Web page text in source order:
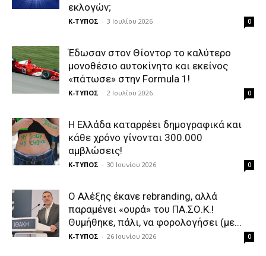
εκλογών;
Κ-ΤΥΠΟΣ - 3 Ιουλίου 2026 0
Έδωσαν στον Θίοντορ το καλύτερο
μονοθέσιο αυτοκίνητο και εκείνος
«πάτωσε» στην Formula 1!
Κ-ΤΥΠΟΣ - 2 Ιουλίου 2026 0
Η Ελλάδα καταρρέει δημογραφικά και
κάθε χρόνο γίνονται 300.000
αμβλώσεις!
Κ-ΤΥΠΟΣ - 30 Ιουνίου 2026 0
Ο Αλέξης έκανε rebranding, αλλά
παραμένει «ουρά» του ΠΑ.ΣΟ.Κ.!
Θυμήθηκε, πάλι, να φορολογήσει (με...
Κ-ΤΥΠΟΣ - 26 Ιουνίου 2026 0